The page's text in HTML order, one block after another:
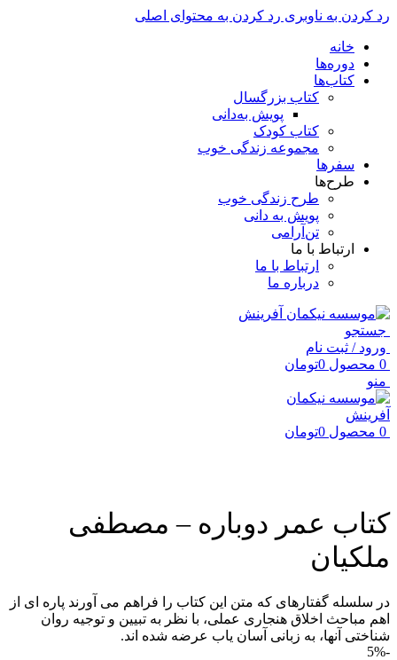
رد کردن به ناوبری رد کردن به محتوای اصلی
خانه
دوره‌ها
کتاب‌ها
کتاب بزرگسال
پویش به‌دانی
کتاب کودک
مجموعه زندگی خوب
سفرها
طرح‌ها
طرح زندگی خوب
پویش به دانی
تن‌آرامی
ارتباط با ما
ارتباط با ما
درباره ما
جستجو
ورود / ثبت نام
0 محصول 0تومان
منو
0 محصول 0تومان
کتاب عمر دوباره – مصطفی
ملکیان
در سلسله گفتارهای که متن این کتاب را فراهم می آورند پاره ای از
اهم مباحث اخلاق هنجاری عملی، با نظر به تبیین و توجیه روان
شناختی آنها، به زبانی آسان یاب عرضه شده اند.
-5%